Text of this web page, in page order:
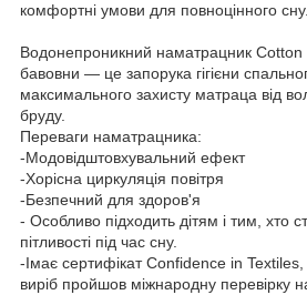
комфортні умови для повноцінного сну.
Водонепроникний наматрацник Cotton
бавовни — це запорука гігієни
максимального захисту матраца від
бруду.
Переваги наматрацника:
-Модовідштовхувальний ефект
-Хорісна циркуляція повітря
-Безпечний для здоров'я
- Особливо підходить дітям і тим, хто
пітливості під час сну.
-Імає сертифікат Confidence in
виріб пройшов міжнародну перевірку